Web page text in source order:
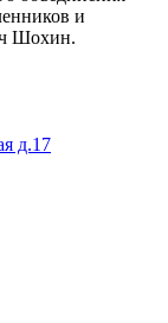
и
Шохин.
д.17